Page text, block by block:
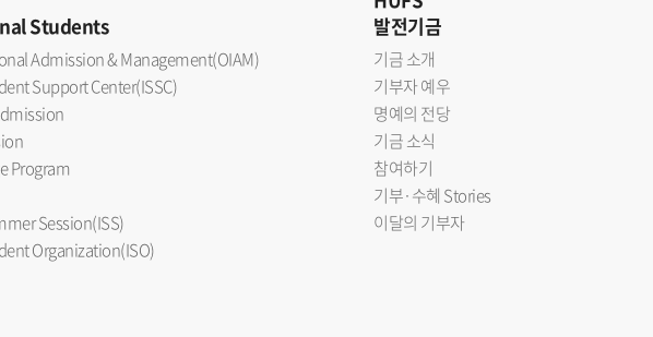
Students
Admission & Management(OIAM)
Support Center(ISSC)
Program
Session(ISS)
Organization(ISO)
발전기금
기금 소개
기부자 예우
명예의 전당
기금 소식
참여하기
기부·수혜 Stories
이달의 기부자